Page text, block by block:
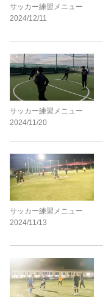
サッカー練習メニュー
2024/12/11
サッカー練習メニュー
2024/11/20
サッカー練習メニュー
2024/11/13